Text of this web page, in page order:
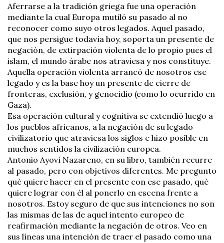
Aferrarse a la tradición griega fue una operación
mediante la cual Europa mutiló su pasado al no
reconocer como suyo otros legados. Aquel pasado,
que nos persigue todavía hoy, soporta un presente de
negación, de extirpación violenta de lo propio pues el
islam, el mundo árabe nos atraviesa y nos constituye.
Aquella operación violenta arrancó de nosotros ese
legado y es la base hoy un presente de cierre de
fronteras, exclusión, y genocidio (como lo ocurrido en
Gaza).
Esa operación cultural y cognitiva se extendió luego a
los pueblos africanos, a la negación de su legado
civilizatorio que atraviesa los siglos e hizo posible en
muchos sentidos la civilización europea.
Antonio Ayoví Nazareno, en su libro, también recurre
al pasado, pero con objetivos diferentes. Me pregunto
qué quiere hacer en el presente con ese pasado, qué
quiere lograr con él al ponerlo en escena frente a
nosotros. Estoy seguro de que sus intenciones no son
las mismas de las de aquel intento europeo de
reafirmación mediante la negación de otros. Veo en
sus líneas una intención de traer el pasado como una